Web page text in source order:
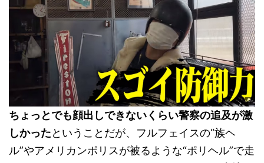
ちょっとでも顔出しできないくらい警察の追及が激
しかったということだが、フルフェイスの“族ヘ
ル”やアメリカンポリスが被るような“ポリヘル”で走